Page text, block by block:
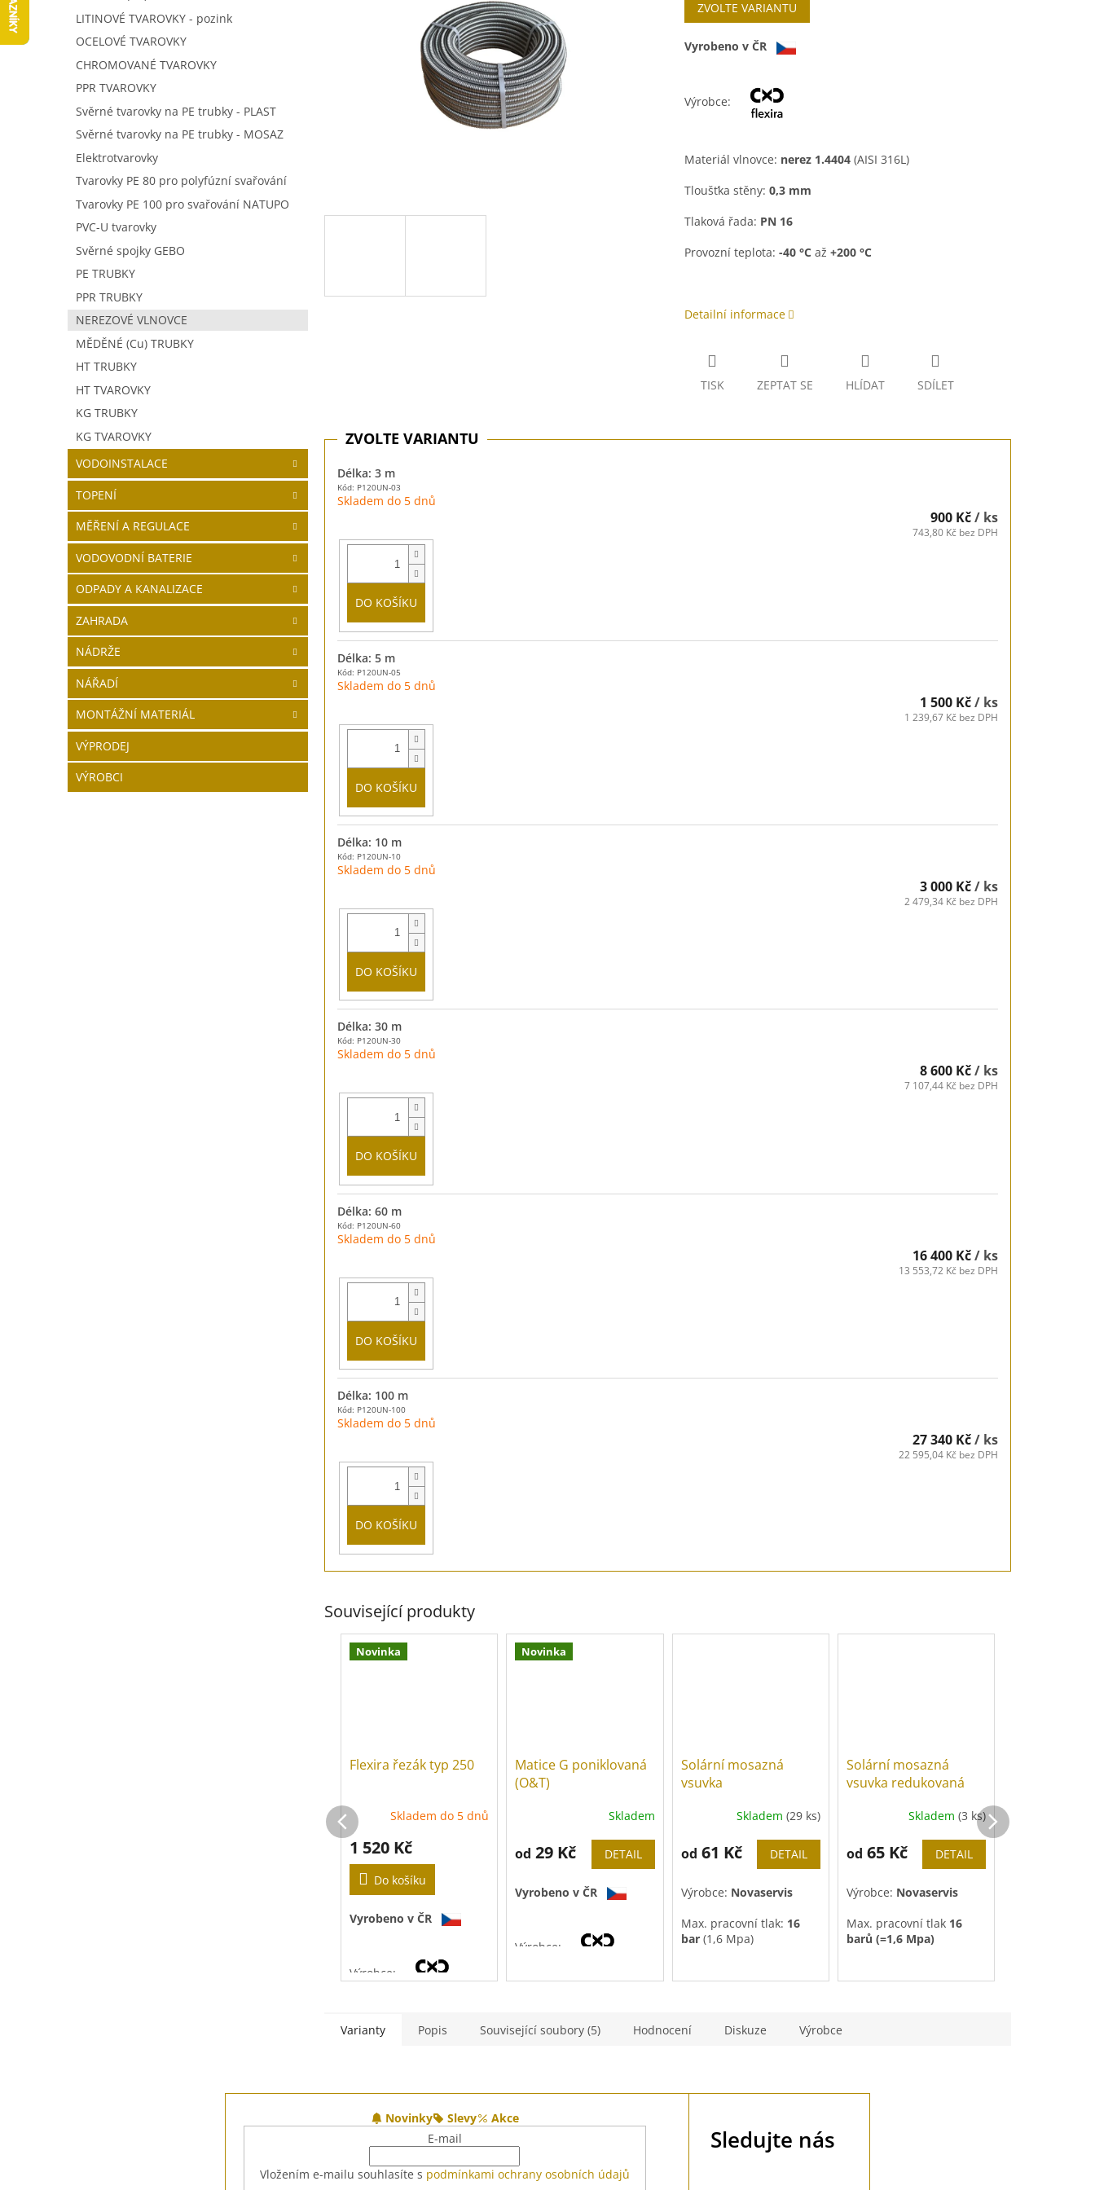
LITINOVÉ TVAROVKY - pozink
OCELOVÉ TVAROVKY
CHROMOVANÉ TVAROVKY
PPR TVAROVKY
Svěrné tvarovky na PE trubky - PLAST
Svěrné tvarovky na PE trubky - MOSAZ
Elektrotvarovky
Tvarovky PE 80 pro polyfúzní svařování
Tvarovky PE 100 pro svařování NATUPO
PVC-U tvarovky
Svěrné spojky GEBO
PE TRUBKY
PPR TRUBKY
NEREZOVÉ VLNOVCE
MĚDĚNÉ (Cu) TRUBKY
HT TRUBKY
HT TVAROVKY
KG TRUBKY
KG TVAROVKY
VODOINSTALACE
TOPENÍ
MĚŘENÍ A REGULACE
VODOVODNÍ BATERIE
ODPADY A KANALIZACE
ZAHRADA
NÁDRŽE
NÁŘADÍ
MONTÁŽNÍ MATERIÁL
VÝPRODEJ
VÝROBCI
hvězdiček.
cena:
ZVOLTE VARIANTU
Vyrobeno v ČR
Výrobce:
Materiál vlnovce: nerez 1.4404(AISI 316L)
Tloušťka stěny: 0,3 mm
Tlaková řada: PN 16
Provozní teplota: -40 °Caž +200 °C
Detailní informace
TISK ZEPTAT SE HLÍDAT SDÍLET
Kód: P120UN-03
Délka: 3 m
Skladem do 5 dnů
900 Kč/ ks
743,80 Kč bez DPH
DO KOŠÍKU
Kód: P120UN-05
Délka: 5 m
Skladem do 5 dnů
1 500 Kč/ ks
1 239,67 Kč bez DPH
DO KOŠÍKU
Kód: P120UN-10
Délka: 10 m
Skladem do 5 dnů
3 000 Kč/ ks
2 479,34 Kč bez DPH
DO KOŠÍKU
Kód: P120UN-30
Délka: 30 m
Skladem do 5 dnů
8 600 Kč/ ks
7 107,44 Kč bez DPH
DO KOŠÍKU
Kód: P120UN-60
Délka: 60 m
Skladem do 5 dnů
16 400 Kč/ ks
13 553,72 Kč bez DPH
DO KOŠÍKU
Kód: P120UN-100
Délka: 100 m
Skladem do 5 dnů
27 340 Kč/ ks
22 595,04 Kč bez DPH
DO KOŠÍKU
Související produkty
Novinka
Flexira řezák typ 250
Skladem do 5 dnů
1 520 Kč
Do košíku
Vyrobeno v ČR
Výrobce:
Novinka
Matice G poniklovaná
(O&T)
Skladem
od 29 Kč DETAIL
Vyrobeno v ČR
Výrobce:
Solární mosazná
vsuvka
Skladem (29 ks)
od 61 Kč DETAIL
Výrobce: Novaservis
Max. pracovní tlak: 16
bar(1,6 Mpa)
Solární mosazná
vsuvka redukovaná
Skladem (3 ks)
od 65 Kč DETAIL
Výrobce: Novaservis
Max. pracovní tlak 16
barů (=1,6 Mpa)
Varianty Popis Související soubory (5) Hodnocení Diskuze Výrobce
Novinky Slevy
Akce
E-mail
Vložením e-mailu souhlasíte s podmínkami ochrany osobních údajů
Sledujte nás